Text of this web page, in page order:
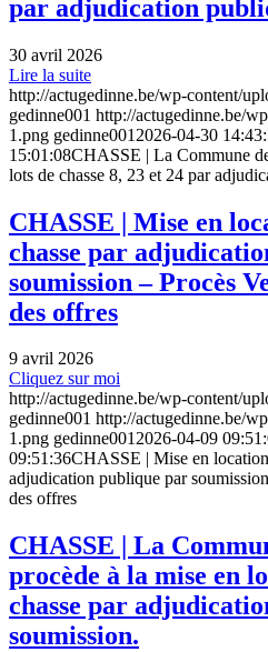
par adjudication
30 avril 2026
Lire la suite
http://actugedinne.be/wp-content/
gedinne001 http://actugedinne.be/
1.png gedinne001 2026-04-30
15:01:08CHASSE | La Commune
lots de chasse 8, 23 et 24 par
CHASSE | Mise en
chasse par
soumission – Procès
des offres
9 avril 2026
Cliquez sur moi
http://actugedinne.be/wp-content/
gedinne001 http://actugedinne.be/
1.png gedinne0012026-04-09
09:51:36CHASSE | Mise en
adjudication publique par
des offres
CHASSE | La
procède à la mise en
chasse par
soumission.